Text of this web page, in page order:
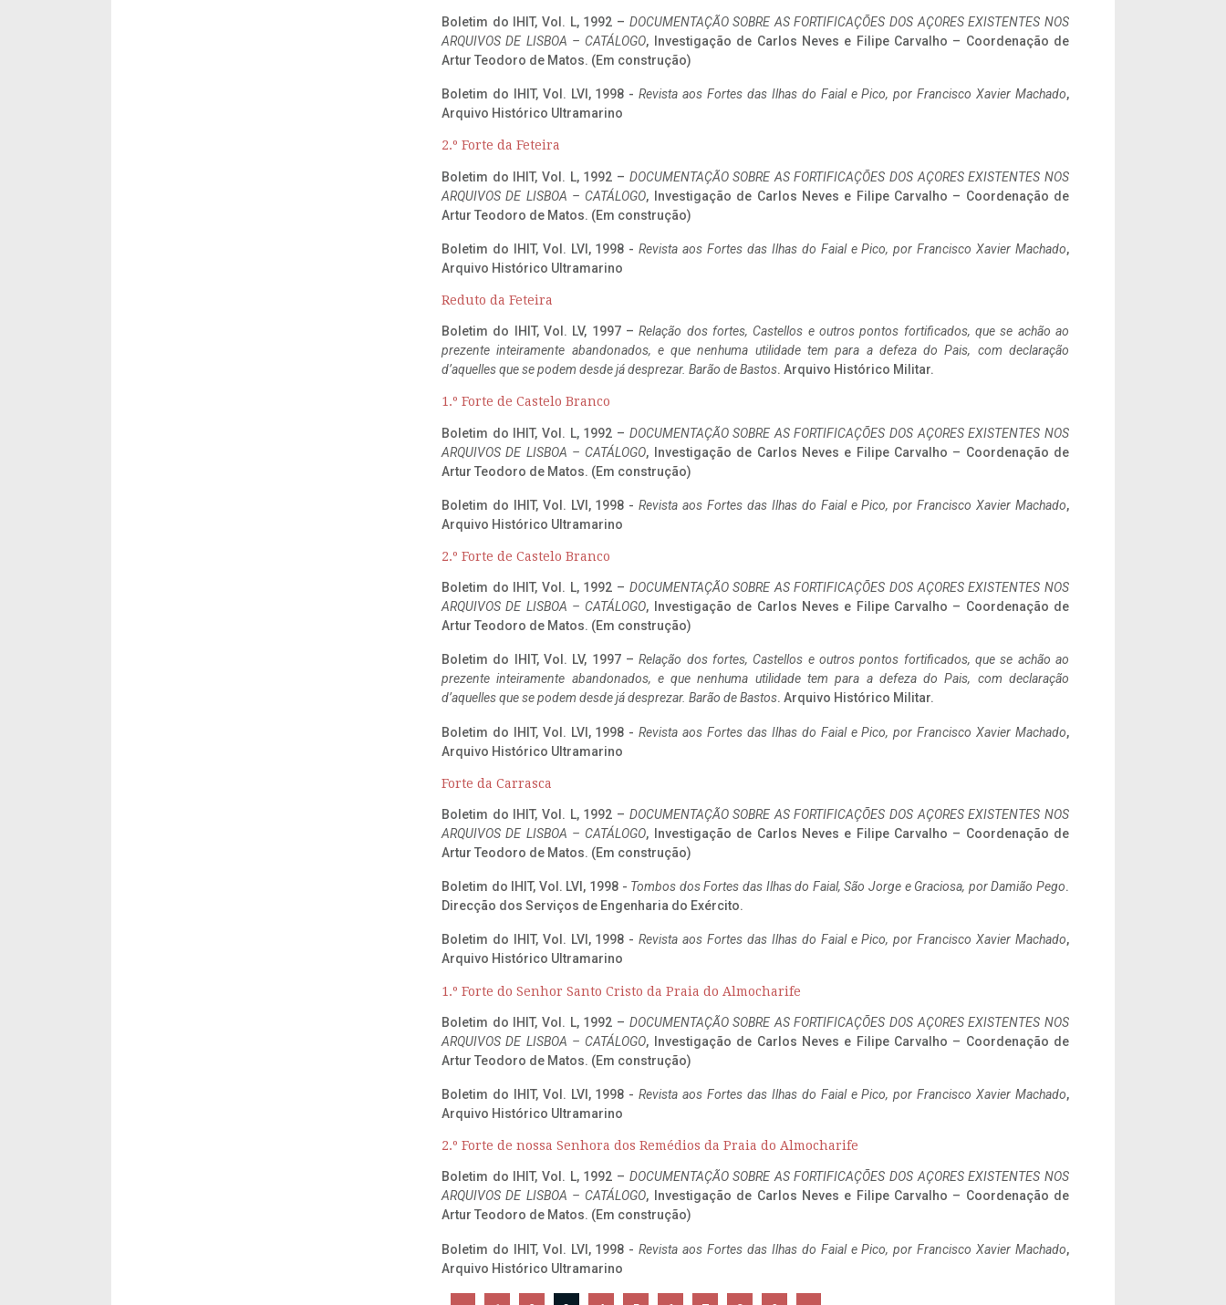
Boletim do IHIT, Vol. L, 1992 – DOCUMENTAÇÃO SOBRE AS FORTIFICAÇÕES DOS AÇORES EXISTENTES NOS
ARQUIVOS DE LISBOA – CATÁLOGO, Investigação de Carlos Neves e Filipe Carvalho – Coordenação de
Artur Teodoro de Matos. (Em construção)
Boletim do IHIT, Vol. LVI, 1998 -Revista aos Fortes das Ilhas do Faial e Pico, por Francisco Xavier Machado,
Arquivo Histórico Ultramarino
2.º Forte da Feteira
Boletim do IHIT, Vol. L, 1992 – DOCUMENTAÇÃO SOBRE AS FORTIFICAÇÕES DOS AÇORES EXISTENTES NOS
ARQUIVOS DE LISBOA – CATÁLOGO, Investigação de Carlos Neves e Filipe Carvalho – Coordenação de
Artur Teodoro de Matos. (Em construção)
Boletim do IHIT, Vol. LVI, 1998 -Revista aos Fortes das Ilhas do Faial e Pico, por Francisco Xavier Machado,
Arquivo Histórico Ultramarino
Reduto da Feteira
Boletim do IHIT, Vol. LV, 1997 –Relação dos fortes, Castellos e outros pontos fortificados, que se achão ao
prezente inteiramente abandonados, e que nenhuma utilidade tem para a defeza do Pais, com declaração
d’aquelles que se podem desde já desprezar. Barão de Bastos. Arquivo Histórico Militar.
1.º Forte de Castelo Branco
Boletim do IHIT, Vol. L, 1992 – DOCUMENTAÇÃO SOBRE AS FORTIFICAÇÕES DOS AÇORES EXISTENTES NOS
ARQUIVOS DE LISBOA – CATÁLOGO, Investigação de Carlos Neves e Filipe Carvalho – Coordenação de
Artur Teodoro de Matos. (Em construção)
Boletim do IHIT, Vol. LVI, 1998 -Revista aos Fortes das Ilhas do Faial e Pico, por Francisco Xavier Machado,
Arquivo Histórico Ultramarino
2.º Forte de Castelo Branco
Boletim do IHIT, Vol. L, 1992 – DOCUMENTAÇÃO SOBRE AS FORTIFICAÇÕES DOS AÇORES EXISTENTES NOS
ARQUIVOS DE LISBOA – CATÁLOGO, Investigação de Carlos Neves e Filipe Carvalho – Coordenação de
Artur Teodoro de Matos. (Em construção)
Boletim do IHIT, Vol. LV, 1997 –Relação dos fortes, Castellos e outros pontos fortificados, que se achão ao
prezente inteiramente abandonados, e que nenhuma utilidade tem para a defeza do Pais, com declaração
d’aquelles que se podem desde já desprezar. Barão de Bastos. Arquivo Histórico Militar.
Boletim do IHIT, Vol. LVI, 1998 -Revista aos Fortes das Ilhas do Faial e Pico, por Francisco Xavier Machado,
Arquivo Histórico Ultramarino
Forte da Carrasca
Boletim do IHIT, Vol. L, 1992 – DOCUMENTAÇÃO SOBRE AS FORTIFICAÇÕES DOS AÇORES EXISTENTES NOS
ARQUIVOS DE LISBOA – CATÁLOGO, Investigação de Carlos Neves e Filipe Carvalho – Coordenação de
Artur Teodoro de Matos. (Em construção)
Boletim do IHIT, Vol. LVI, 1998 - Tombos dos Fortes das Ilhas do Faial, São Jorge e Graciosa, por Damião Pego.
Direcção dos Serviços de Engenharia do Exército.
Boletim do IHIT, Vol. LVI, 1998 -Revista aos Fortes das Ilhas do Faial e Pico, por Francisco Xavier Machado,
Arquivo Histórico Ultramarino
1.º Forte do Senhor Santo Cristo da Praia do Almocharife
Boletim do IHIT, Vol. L, 1992 – DOCUMENTAÇÃO SOBRE AS FORTIFICAÇÕES DOS AÇORES EXISTENTES NOS
ARQUIVOS DE LISBOA – CATÁLOGO, Investigação de Carlos Neves e Filipe Carvalho – Coordenação de
Artur Teodoro de Matos. (Em construção)
Boletim do IHIT, Vol. LVI, 1998 -Revista aos Fortes das Ilhas do Faial e Pico, por Francisco Xavier Machado,
Arquivo Histórico Ultramarino
2.º Forte de nossa Senhora dos Remédios da Praia do Almocharife
Boletim do IHIT, Vol. L, 1992 – DOCUMENTAÇÃO SOBRE AS FORTIFICAÇÕES DOS AÇORES EXISTENTES NOS
ARQUIVOS DE LISBOA – CATÁLOGO, Investigação de Carlos Neves e Filipe Carvalho – Coordenação de
Artur Teodoro de Matos. (Em construção)
Boletim do IHIT, Vol. LVI, 1998 -Revista aos Fortes das Ilhas do Faial e Pico, por Francisco Xavier Machado,
Arquivo Histórico Ultramarino